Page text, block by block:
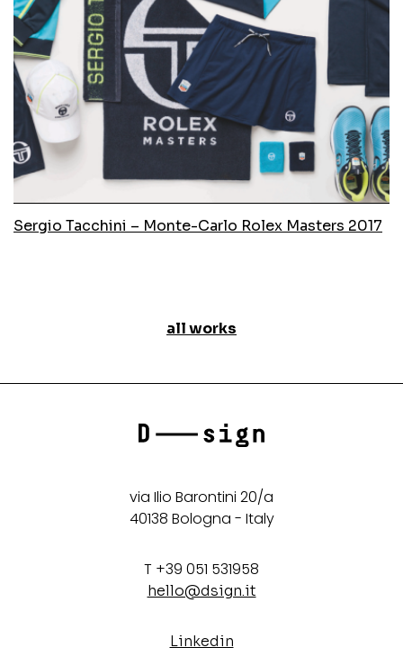
Sergio Tacchini – Monte-Carlo Rolex Masters 2017
all works
via Ilio Barontini 20/a
40138 Bologna - Italy
T +39 051 531958
hello@dsign.it
Linkedin